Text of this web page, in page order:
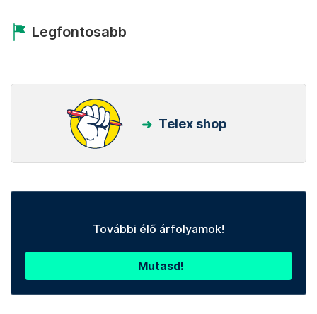
Legfontosabb
Telex shop
További élő árfolyamok!
Mutasd!